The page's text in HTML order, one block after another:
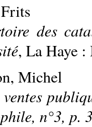
des
, La Haye
Michel
n°3, p.